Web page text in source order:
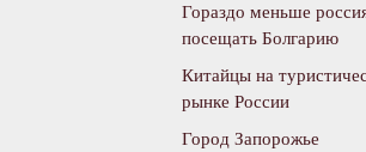
Гораздо меньше
посещать Болгарию
Китайцы на
рынке России
Город Запорожье